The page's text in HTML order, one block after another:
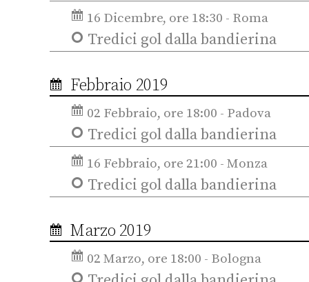
16 Dicembre, ore 18:30 - Roma
Tredici gol dalla bandierina
Febbraio 2019
02 Febbraio, ore 18:00 - Padova
Tredici gol dalla bandierina
16 Febbraio, ore 21:00 - Monza
Tredici gol dalla bandierina
Marzo 2019
02 Marzo, ore 18:00 - Bologna